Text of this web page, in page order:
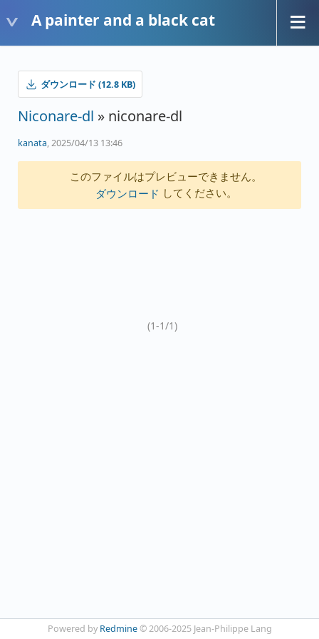
A painter and a black cat
ダウンロード (12.8 KB)
Niconare-dl » niconare-dl
kanata, 2025/04/13 13:46
このファイルはプレビューできません。
ダウンロード してください。
(1-1/1)
Powered by Redmine© 2006-2025 Jean-Philippe Lang